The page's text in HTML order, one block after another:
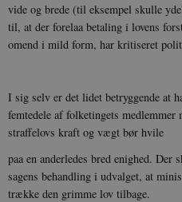
vide og brede (til eksempel skulle
til, at der forelaa betaling i lovens
omend i mild form, har kritiseret
I sig selv er det lidet betryggende at
femtedele af folketingets
straffelovs kraft og vægt bør hvile
paa en anderledes bred enighed. Der
sagens behandling i udvalget, at
trække den grimme lov tilbage.